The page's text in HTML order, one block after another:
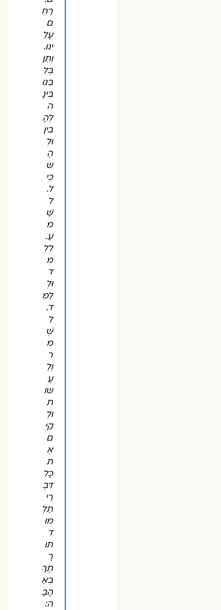
רַחֵ
ם
עָלֵ
ינוּ.
וְתֵן
בְּלִ
בֵּנוּ
בִּינָ
ה
לְהָ
בִין
וּלְ
הַ
ש
כִּי
ל.
לִ
שְׁ
מ
עַ.
לִלְ
מ
ד
וּלְ
לַמֵּ
ד.
לִ
שְׁ
מ
ר
וְלַ
עֲ
שו
ת
וּלְ
קַיֵּ
ם
אֶ
ת
כָּל
דִּבְ
רֵי
תַלְ
מוּ
ד
תּו
רָ
תֶךָ
בְּאַ
הֲבָ
ה: